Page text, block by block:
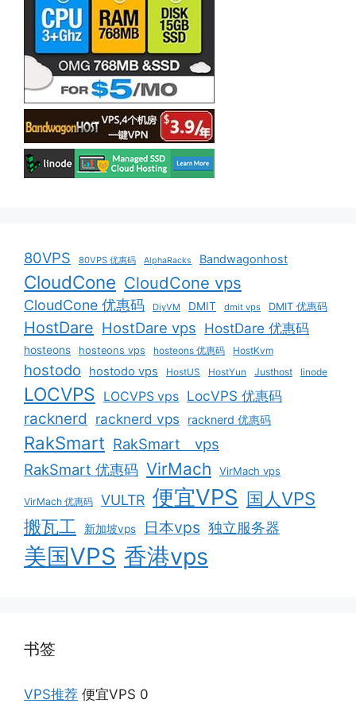
80VPS 80VPS 优惠码 AlphaRacks Bandwagonhost
CloudCone CloudCone vps
CloudCone 优惠码 DiyVM DMIT dmit vps DMIT 优惠码
HostDare HostDare vps HostDare 优惠码
hosteons hosteons vps hosteons 优惠码 HostKvm
hostodo hostodo vps HostUS HostYun Justhost linode
LOCVPS LOCVPS vps LocVPS 优惠码
racknerd racknerd vps racknerd 优惠码
RakSmart RakSmart vps
RakSmart 优惠码 VirMach VirMach vps
VirMach 优惠码 VULTR 便宜VPS 国人VPS
搬瓦工
新加坡vps 日本vps 独立服务器
美国VPS 香港vps
书签
VPS推荐 便宜VPS 0